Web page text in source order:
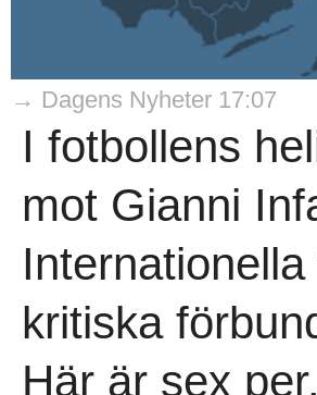
→ Dagens Nyheter 17:07
I fotbollens
mot Gianni
kritiska
Här är sex